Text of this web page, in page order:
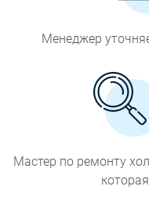
Менеджер
Мастер по ремонту